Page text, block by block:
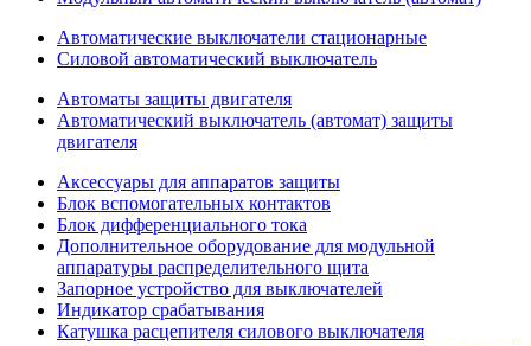
Автоматические выключатели стационарные
Силовой автоматический выключатель
Автоматы защиты двигателя
Автоматический выключатель (автомат) защиты
двигателя
Аксессуары для аппаратов защиты
Блок вспомогательных контактов
Блок дифференциального тока
Дополнительное оборудование для модульной
аппаратуры распределительного щита
Запорное устройство для выключателей
Индикатор срабатывания
Катушка расцепителя силового выключателя